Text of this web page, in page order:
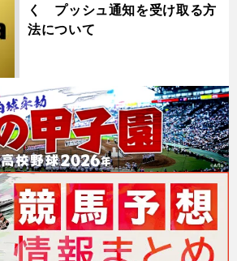
く プッシュ通知を受け取る方
法について